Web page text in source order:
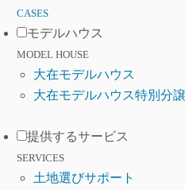
CASES
モデルハウス
MODEL HOUSE
大在モデルハウス
大在モデルハウス特別分
提供するサービス
SERVICES
土地選びサポート